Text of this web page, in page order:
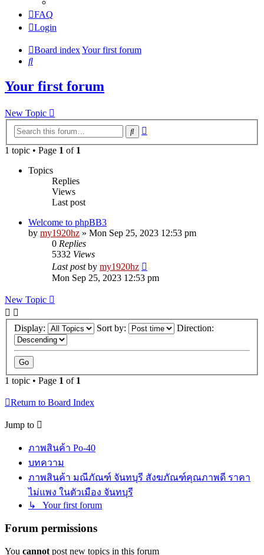
FAQ
Login
Board indexYour first forum
Search
Your first forum
New Topic
Search
1 topic • Page 1 of 1
Topics
Replies
Views
Last post
Welcome to phpBB3
by my1920hz » Mon Sep 25, 2023 12:53 pm
0 Replies
5332 Views
Last postby my1920hz
Mon Sep 25, 2023 12:53 pm
New Topic
Display: Sort by: Direction:
1 topic • Page 1 of 1
Return to Board Index
Jump to
ภาพสินค้า Po-40
บทความ
ภาพสินค้า มณีภัณฑ์ จันทบุรี สังฆภัณฑ์คุณภาพดี ราคา
ไม่แพง ในตัวเมือง จันทบุรี
↳ Your first forum
Forum permissions
You cannot post new topics in this forum